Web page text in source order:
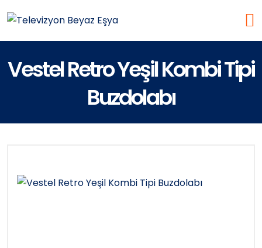
Vestel Retro Yeşil Kombi Tipi
Buzdolabı